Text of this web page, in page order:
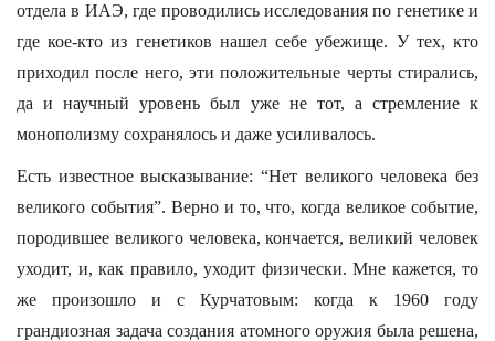
отдела в ИАЭ, где проводились исследования по генетике и
где кое-кто из генетиков нашел себе убежище. У тех, кто
приходил после него, эти положительные черты стирались,
да и научный уровень был уже не тот, а стремление к
монополизму сохранялось и даже усиливалось.
Есть известное высказывание: “Нет великого человека без
великого события”. Верно и то, что, когда великое событие,
породившее великого человека, кончается, великий человек
уходит, и, как правило, уходит физически. Мне кажется, то
же произошло и с Курчатовым: когда к 1960 году
грандиозная задача создания атомного оружия была решена,